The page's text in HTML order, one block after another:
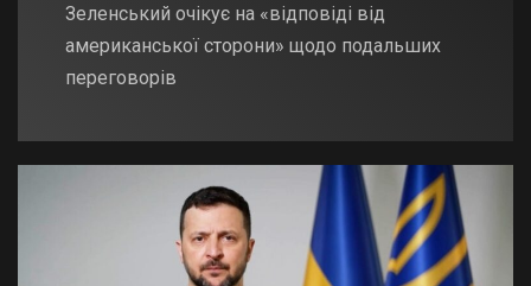
Зеленський очікує на «відповіді від
американської сторони» щодо подальших
переговорів